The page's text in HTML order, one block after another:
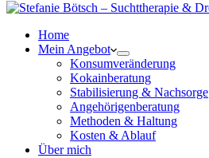
Home
Mein Angebot
Konsumveränderung
Kokainberatung
Stabilisierung & Nachsorge
Angehörigenberatung
Methoden & Haltung
Kosten & Ablauf
Über mich